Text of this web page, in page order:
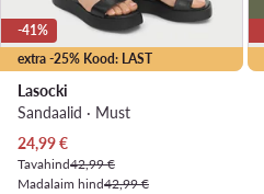
extra -25% Kood: LAST
-41%
Lasocki
Sandaalid · Must
Praegune hind
24,99€
Tavahind42,99 €
Madalaim hind42,99 €